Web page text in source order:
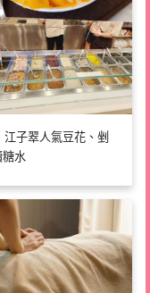
子翠人氣豆花、剉
糖水